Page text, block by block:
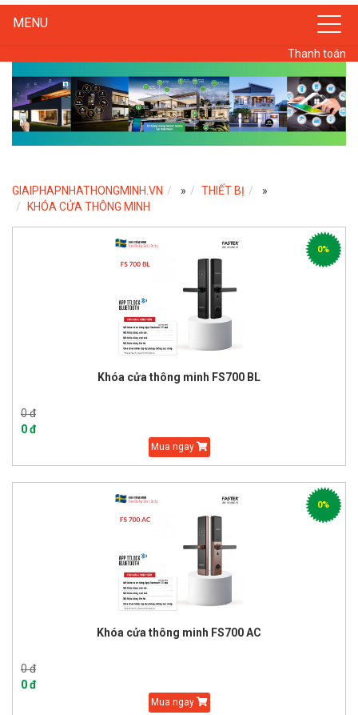
MENU
Thanh toán
GIAIPHAPNHATHONGMINH.VN » THIẾT BỊ
»
KHÓA CỬA THÔNG MINH
Khóa cửa thông minh FS700 BL
0 đ
0 đ
Mua ngay
0%
Khóa cửa thông minh FS700 AC
0 đ
0 đ
Mua ngay
0%